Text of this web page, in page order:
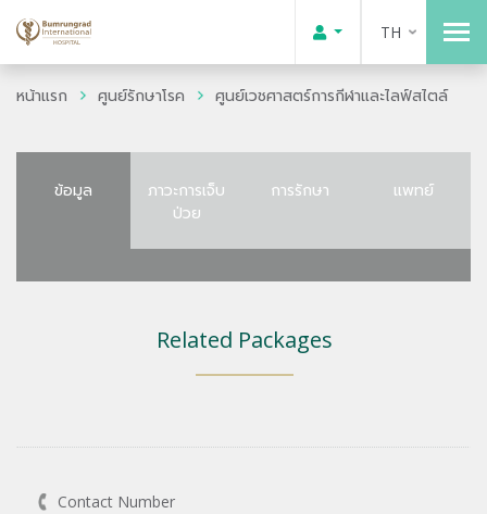
TH
หน้าแรก ศูนย์รักษาโรค ศูนย์เวชศาสตร์การกีฬาและไลฟ์สไตล์
ข้อมูล
ภาวะการเจ็บ
ป่วย
การรักษา แพทย์
Related Packages
Contact Number